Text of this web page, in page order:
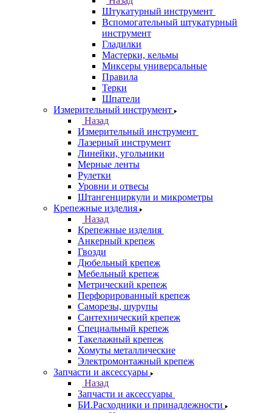
Штукатурный инструмент
Вспомогательный штукатурный
инструмент
Гладилки
Мастерки, кельмы
Миксеры универсальные
Правила
Терки
Шпатели
Измерительный инструмент
Назад
Измерительный инструмент
Лазерный инструмент
Линейки, угольники
Мерные ленты
Рулетки
Уровни и отвесы
Штангенциркули и микрометры
Крепежные изделия
Назад
Крепежные изделия
Анкерный крепеж
Гвозди
Дюбельный крепеж
Мебельный крепеж
Метрический крепеж
Перфорированный крепеж
Саморезы, шурупы
Сантехнический крепеж
Специальный крепеж
Такелажный крепеж
Хомуты металлические
Электромонтажный крепеж
Запчасти и аксессуары
Назад
Запчасти и аксессуары
БИ.Расходники и принадлежности